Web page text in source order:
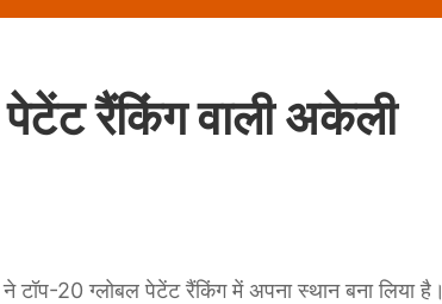
रैंकिंग वाली अकेली
टॉप-20 ग्लोबल पेटेंट रैंकिंग में अपना स्थान बना लिया है।